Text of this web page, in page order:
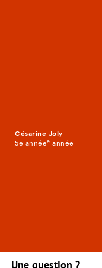
Césarine Joly
5e annéee année
Une question ?